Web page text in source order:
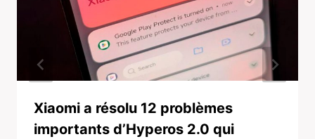
Xiaomi a résolu 12 problèmes
importants d’Hyperos 2.0 qui